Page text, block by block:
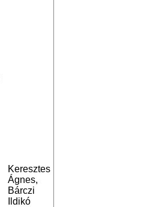
Keresztes
Ágnes,
Bárczi
Ildikó